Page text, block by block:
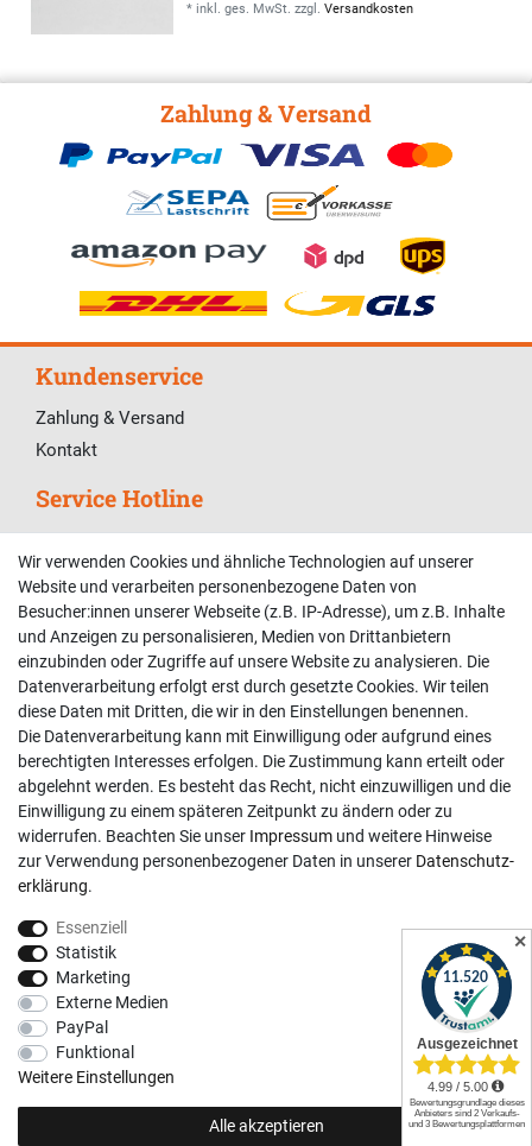
* inkl. ges. MwSt. zzgl.Versandkosten
Zahlung & Versand
Kundenservice
Zahlung & Versand
Kontakt
Service Hotline
Telefonische Unterstützung und Beratung unter:
02381 9878909
Mo-Fr, 9:00 - 18:00 Uhr
Sa, 9:00 - 13:00 Uhr
Kundenkonto
Registrieren
Login
Hilfe
Informationen
Impressum
Datenschutzerklärung
AGB
Vertrag widerrufen
Social Media
✕
Wir verwenden Cookies und ähnliche Technologien auf unserer
Website und verarbeiten personenbezogene Daten von
Besucher:innen unserer Webseite (z.B. IP-Adresse), um z.B. Inhalte
und Anzeigen zu personalisieren, Medien von Drittanbietern
einzubinden oder Zugriffe auf unsere Website zu analysieren. Die
Datenverarbeitung erfolgt erst durch gesetzte Cookies. Wir teilen
diese Daten mit Dritten, die wir in den Einstellungen benennen.
Die Datenverarbeitung kann mit Einwilligung oder aufgrund eines
berechtigten Interesses erfolgen. Die Zustimmung kann erteilt oder
abgelehnt werden. Es besteht das Recht, nicht einzuwilligen und die
Einwilligung zu einem späteren Zeitpunkt zu ändern oder zu
widerrufen. Beachten Sie unser Impressum und weitere Hinweise
zur Verwendung personenbezogener Daten in unserer Daten­schutz­
erklärung.
Essenziell
Statistik
Marketing
Externe Medien
PayPal
Funktional
Weitere Einstellungen
Alle akzeptieren